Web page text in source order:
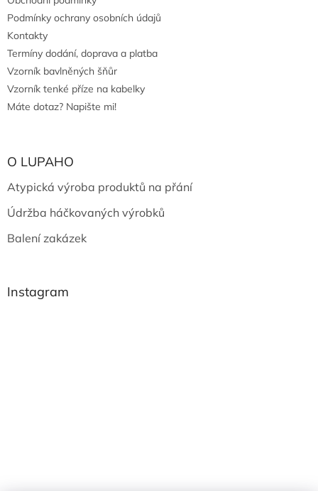
Podmínky ochrany osobních údajů
Kontakty
Termíny dodání, doprava a platba
Vzorník bavlněných šňůr
Vzorník tenké příze na kabelky
Máte dotaz? Napište mi!
O LUPAHO
Atypická výroba produktů na přání
Údržba háčkovaných výrobků
Balení zakázek
Instagram